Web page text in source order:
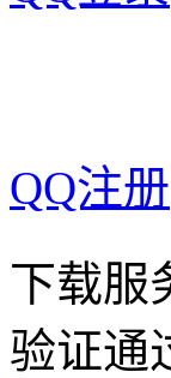
QQ注册
下载服
验证通